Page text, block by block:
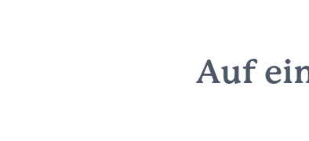
Auf